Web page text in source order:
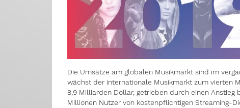
Die Umsätze am globalen Musikmarkt sind im
wächst der internationale Musikmarkt zum vierten
8,9 Milliarden Dollar, getrieben durch einen
Millionen Nutzer von kostenpflichtigen Streaming-